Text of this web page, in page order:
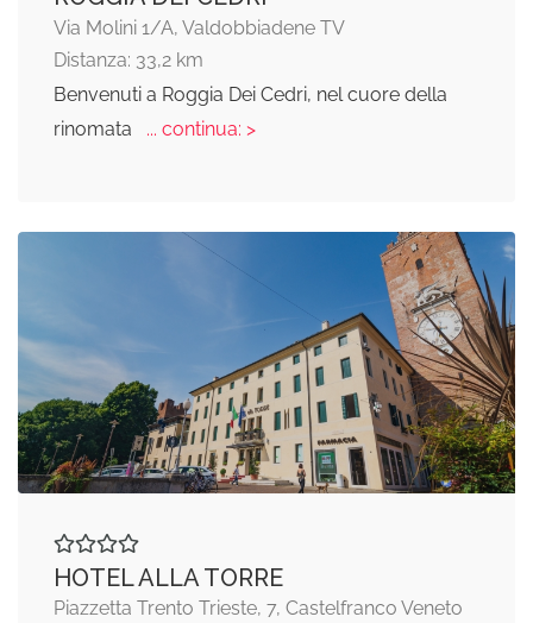
Via Molini 1/A, Valdobbiadene TV
Distanza: 33,2 km
Benvenuti a Roggia Dei Cedri, nel cuore della
rinomata
... continua: >
HOTEL ALLA TORRE
Piazzetta Trento Trieste, 7, Castelfranco Veneto